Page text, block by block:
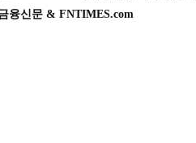
융신문 & FNTIMES.com